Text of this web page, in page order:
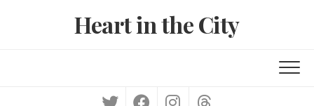
Heart in the City